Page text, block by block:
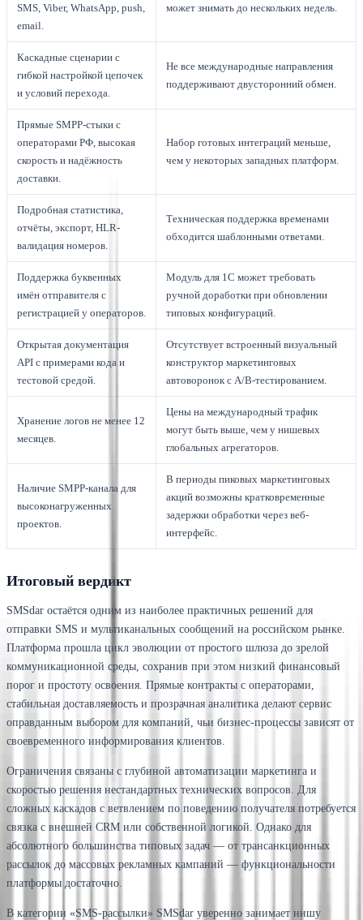
SMS, Viber, WhatsApp, push,
email.
может знимать до нескольких недель.
Каскадные сценарии с
гибкой настройкой цепочек
и условий перехода.
Не все международные направления
поддерживают двусторонний обмен.
Прямые SMPP-стыки с
операторами РФ, высокая
скорость и надёжность
доставки.
Набор готовых интеграций меньше,
чем у некоторых западных платформ.
Подробная статистика,
отчёты, экспорт, HLR-
валидация номеров.
Техническая поддержка временами
обходится шаблонными ответами.
Поддержка буквенных
имён отправителя с
регистрацией у операторов.
Модуль для 1С может требовать
ручной доработки при обновлении
типовых конфигураций.
Открытая документация
API с примерами кода и
тестовой средой.
Отсутствует встроенный визуальный
конструктор маркетинговых
автоворонок с A/B-тестированием.
Хранение логов не менее 12
месяцев.
Цены на международный трафик
могут быть выше, чем у нишевых
глобальных агрегаторов.
Наличие SMPP-канала для
высоконагруженных
проектов.
В периоды пиковых маркетинговых
акций возможны кратковременные
задержки обработки через веб-
интерфейс.
Итоговый вердикт
SMSdar остаётся одним из наиболее практичных решений для
отправки SMS и мультиканальных сообщений на российском рынке.
Платформа прошла цикл эволюции от простого шлюза до зрелой
коммуникационной среды, сохранив при этом низкий финансовый
порог и простоту освоения. Прямые контракты с операторами,
стабильная доставляемость и прозрачная аналитика делают сервис
оправданным выбором для компаний, чьи бизнес-процессы зависят от
своевременного информирования клиентов.
Ограничения связаны с глубиной автоматизации маркетинга и
скоростью решения нестандартных технических вопросов. Для
сложных каскадов с ветвлением по поведению получателя потребуется
связка с внешней CRM или собственной логикой. Однако для
абсолютного большинства типовых задач — от трансанкционных
рассылок до массовых рекламных кампаний — функциональности
платформы достаточно.
В категории «SMS-рассылки» SMSdar уверенно занимает нишу